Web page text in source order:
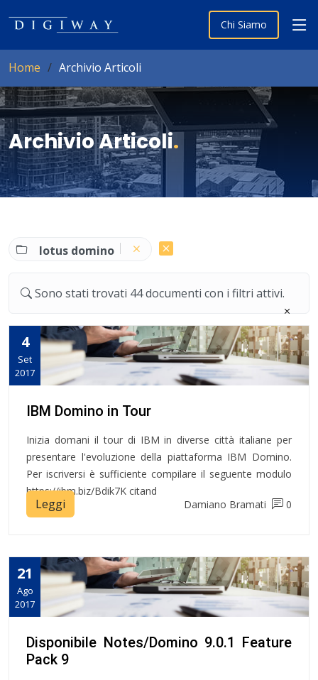
Chi Siamo
Home Archivio Articoli
Archivio Articoli.
lotus domino
Sono stati trovati 44 documenti con i filtri attivi.
4
Set
2017
IBM Domino in Tour
Inizia domani il tour di IBM in diverse città italiane per
presentare l'evoluzione della piattaforma IBM Domino.
Per iscriversi è sufficiente compilare il seguente modulo
https://ibm.biz/Bdik7K citand
Leggi Damiano Bramati 0
21
Ago
2017
Disponibile Notes/Domino 9.0.1 Feature
Pack 9